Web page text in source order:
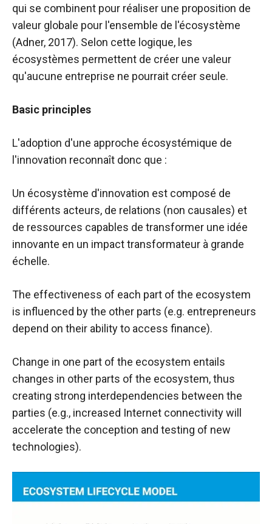
qui se combinent pour réaliser une proposition de
valeur globale pour l'ensemble de l'écosystème
(Adner, 2017). Selon cette logique, les
écosystèmes permettent de créer une valeur
qu'aucune entreprise ne pourrait créer seule.
Basic principles
L'adoption d'une approche écosystémique de
l'innovation reconnaît donc que :
Un écosystème d'innovation est composé de
différents acteurs, de relations (non causales) et
de ressources capables de transformer une idée
innovante en un impact transformateur à grande
échelle.
The effectiveness of each part of the ecosystem
is influenced by the other parts (e.g. entrepreneurs
depend on their ability to access finance).
Change in one part of the ecosystem entails
changes in other parts of the ecosystem, thus
creating strong interdependencies between the
parties (e.g., increased Internet connectivity will
accelerate the conception and testing of new
technologies).
our site, you
increase the
chances of
seeing
personalised
content and
offers.